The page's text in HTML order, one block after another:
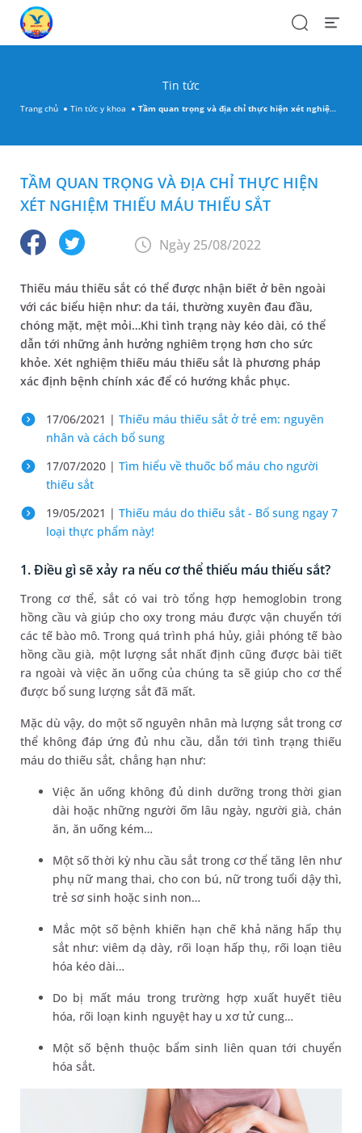
SearchOpen
Tin tức
Trang chủ Tin tức y khoa Tầm quan trọng và địa chỉ thực hiện xét nghiệm thiếu máu thiếu sắt
TẦM QUAN TRỌNG VÀ ĐỊA CHỈ THỰC HIỆN
XÉT NGHIỆM THIẾU MÁU THIẾU SẮT
Ngày 25/08/2022
Thiếu máu thiếu sắt có thể được nhận biết ở bên ngoài
với các biểu hiện như: da tái, thường xuyên đau đầu,
chóng mặt, mệt mỏi…Khi tình trạng này kéo dài, có thể
dẫn tới những ảnh hưởng nghiêm trọng hơn cho sức
khỏe. Xét nghiệm thiếu máu thiếu sắt là phương pháp
xác định bệnh chính xác để có hướng khắc phục.
17/06/2021 | Thiếu máu thiếu sắt ở trẻ em: nguyên
nhân và cách bổ sung
17/07/2020 | Tìm hiểu về thuốc bổ máu cho người
thiếu sắt
19/05/2021 | Thiếu máu do thiếu sắt - Bổ sung ngay 7
loại thực phẩm này!
1. Điều gì sẽ xảy ra nếu cơ thể thiếu máu thiếu sắt?
Trong cơ thể, sắt có vai trò tổng hợp hemoglobin trong
hồng cầu và giúp cho oxy trong máu được vận chuyển tới
các tế bào mô. Trong quá trình phá hủy, giải phóng tế bào
hồng cầu già, một lượng sắt nhất định cũng được bài tiết
ra ngoài và việc ăn uống của chúng ta sẽ giúp cho cơ thể
được bổ sung lượng sắt đã mất.
Mặc dù vậy, do một số nguyên nhân mà lượng sắt trong cơ
thể không đáp ứng đủ nhu cầu, dẫn tới tình trạng thiếu
máu do thiếu sắt, chẳng hạn như:
Việc ăn uống không đủ dinh dưỡng trong thời gian
dài hoặc những người ốm lâu ngày, người già, chán
ăn, ăn uống kém…
Một số thời kỳ nhu cầu sắt trong cơ thể tăng lên như
phụ nữ mang thai, cho con bú, nữ trong tuổi dậy thì,
trẻ sơ sinh hoặc sinh non…
Mắc một số bệnh khiến hạn chế khả năng hấp thụ
sắt như: viêm dạ dày, rối loạn hấp thụ, rối loạn tiêu
hóa kéo dài…
Do bị mất máu trong trường hợp xuất huyết tiêu
hóa, rối loạn kinh nguyệt hay u xơ tử cung…
Một số bệnh thuộc bẩm sinh liên quan tới chuyển
hóa sắt.